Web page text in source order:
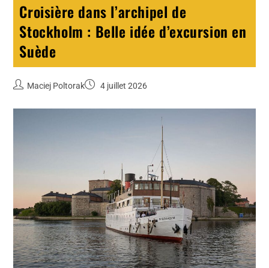
Croisière dans l’archipel de
Stockholm : Belle idée d’excursion en
Suède
Maciej Poltorak 4 juillet 2026